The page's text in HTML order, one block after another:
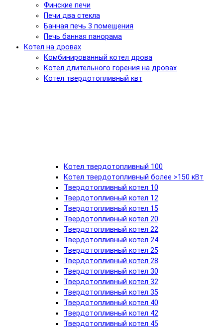
Финские печи
Печи два стекла
Банная печь 3 помещения
Печь банная панорама
Котел на дровах
Комбинированный котел дрова
Котел длительного горения на дровах
Котел твердотопливный квт
Котел твердотопливный 100
Котел твердотопливный более >150 кВт
Твердотопливный котел 10
Твердотопливный котел 12
Твердотопливный котел 15
Твердотопливный котел 20
Твердотопливный котел 22
Твердотопливный котел 24
Твердотопливный котел 25
Твердотопливный котел 28
Твердотопливный котел 30
Твердотопливный котел 32
Твердотопливный котел 35
Твердотопливный котел 40
Твердотопливный котел 42
Твердотопливный котел 45